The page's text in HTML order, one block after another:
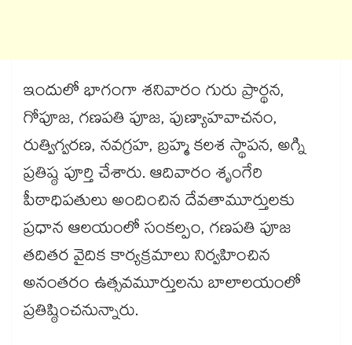
ఇందులో భాగంగా శనివారం గురు ప్రార్థన,
గోపూజ, గణపతి పూజ, పుణ్యాహవాచనం,
రుత్విగ్వరణ, నవగ్రహ, బ్రహ్మ కలశ స్థాపన, అగ్ని
ప్రతిష్ఠ పూర్తి చేశారు. ఆదివారం శృంగేరి
పీఠాధిపతులు అందించిన దేవతామూర్తులకు
ప్రధాన ఆలయంలో సంకల్పం, గణపతి పూజ
తదితర వైదిక కార్యక్రమాలు నిర్వహించిన
అనంతరం ఉత్సవమూర్తులను బాలాలయంలో
ప్రతిష్ఠించనున్నారు.